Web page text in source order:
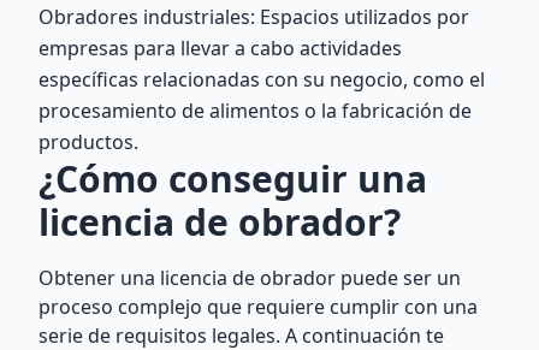
Obradores industriales: Espacios utilizados por
empresas para llevar a cabo actividades
específicas relacionadas con su negocio, como el
procesamiento de alimentos o la fabricación de
productos.
¿Cómo conseguir una
licencia de obrador?
Obtener una licencia de obrador puede ser un
proceso complejo que requiere cumplir con una
serie de requisitos legales. A continuación te